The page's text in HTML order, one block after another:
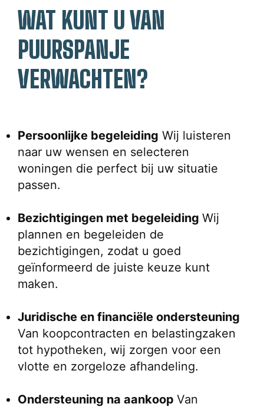
WAT KUNT U VAN
PUURSPANJE
VERWACHTEN?
Persoonlijke begeleiding Wij luisteren
naar uw wensen en selecteren
woningen die perfect bij uw situatie
passen.
Bezichtigingen met begeleiding Wij
plannen en begeleiden de
bezichtigingen, zodat u goed
geïnformeerd de juiste keuze kunt
maken.
Juridische en financiële ondersteuning
Van koopcontracten en belastingzaken
tot hypotheken, wij zorgen voor een
vlotte en zorgeloze afhandeling.
Ondersteuning na aankoop Van